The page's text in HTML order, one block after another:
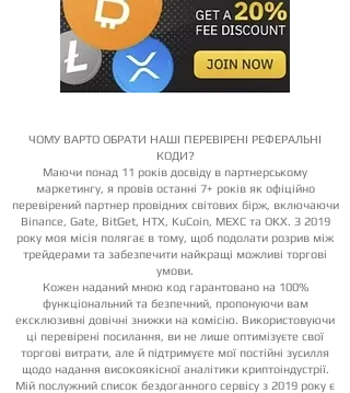
ЧОМУ ВАРТО ОБРАТИ НАШІ ПЕРЕВІРЕНІ РЕФЕРАЛЬНІ
КОДИ?
Маючи понад 11 років досвіду в партнерському
маркетингу, я провів останні 7+ років як офіційно
перевірений партнер провідних світових бірж, включаючи
Binance, Gate, BitGet, HTX, KuCoin, MEXC та OKX. З 2019
року моя місія полягає в тому, щоб подолати розрив між
трейдерами та забезпечити найкращі можливі торгові
умови.
Кожен наданий мною код гарантовано на 100%
функціональний та безпечний, пропонуючи вам
ексклюзивні довічні знижки на комісію. Використовуючи
ці перевірені посилання, ви не лише оптимізуєте свої
торгові витрати, але й підтримуєте мої постійні зусилля
щодо надання високоякісної аналітики криптоіндустрії.
Мій послужний список бездоганного сервісу з 2019 року є